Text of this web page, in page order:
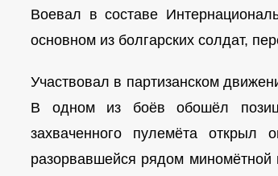
Воевал в составе
основном из болгарских солдат,
Участвовал в партизанском
В одном из боёв обошёл
захваченного пулемёта
разорвавшейся рядом